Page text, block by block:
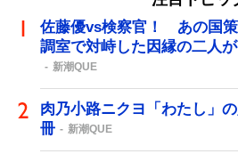
佐藤優vs検察官！ あの国
調室で対峙した因縁の二人
新潮QUE
肉乃小路ニクヨ「わたし」
冊
新潮QUE